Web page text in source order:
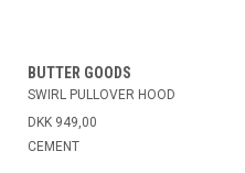
BUTTER GOODS
SWIRL PULLOVER HOOD
DKK 949,00
CEMENT